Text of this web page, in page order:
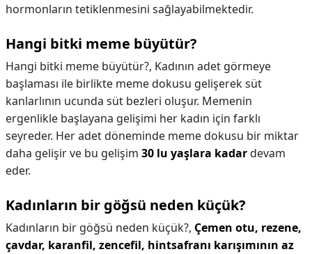
hormonların tetiklenmesini sağlayabilmektedir.
Hangi bitki meme büyütür?
Hangi bitki meme büyütür?, Kadının adet görmeye
başlaması ile birlikte meme dokusu gelişerek süt
kanlarlının ucunda süt bezleri oluşur. Memenin
ergenlikle başlayana gelişimi her kadın için farklı
seyreder. Her adet döneminde meme dokusu bir miktar
daha gelişir ve bu gelişim 30 lu yaşlara kadardevam
eder.
Kadınların bir göğsü neden küçük?
Kadınların bir göğsü neden küçük?, Çemen otu, rezene,
çavdar, karanfil, zencefil, hintsafranı karışımının az